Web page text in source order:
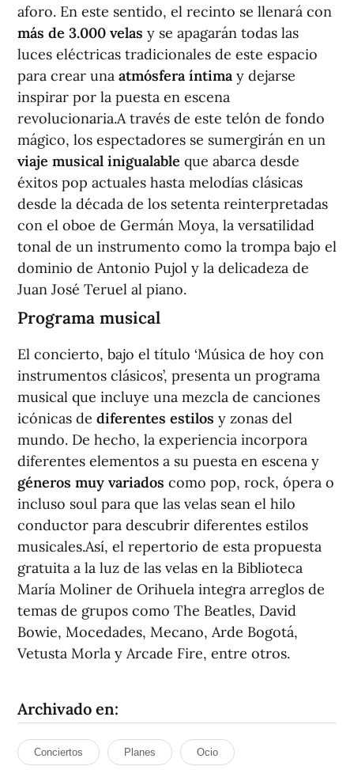
aforo. En este sentido, el recinto se llenará con
más de 3.000 velas y se apagarán todas las
luces eléctricas tradicionales de este espacio
para crear una atmósfera íntima y dejarse
inspirar por la puesta en escena
revolucionaria.A través de este telón de fondo
mágico, los espectadores se sumergirán en un
viaje musical inigualable que abarca desde
éxitos pop actuales hasta melodías clásicas
desde la década de los setenta reinterpretadas
con el oboe de Germán Moya, la versatilidad
tonal de un instrumento como la trompa bajo el
dominio de Antonio Pujol y la delicadeza de
Juan José Teruel al piano.
Programa musical
El concierto, bajo el título ‘Música de hoy con
instrumentos clásicos’, presenta un programa
musical que incluye una mezcla de canciones
icónicas de diferentes estilos y zonas del
mundo. De hecho, la experiencia incorpora
diferentes elementos a su puesta en escena y
géneros muy variados como pop, rock, ópera o
incluso soul para que las velas sean el hilo
conductor para descubrir diferentes estilos
musicales.Así, el repertorio de esta propuesta
gratuita a la luz de las velas en la Biblioteca
María Moliner de Orihuela integra arreglos de
temas de grupos como The Beatles, David
Bowie, Mocedades, Mecano, Arde Bogotá,
Vetusta Morla y Arcade Fire, entre otros.
Archivado en:
Conciertos Planes Ocio